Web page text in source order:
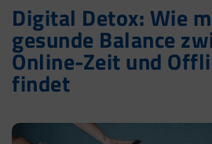
Digital Detox: Wie
gesunde Balance
Online-Zeit und
findet